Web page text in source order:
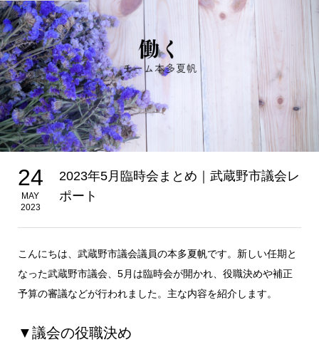
24
MAY
2023
2023年5月臨時会まとめ｜武蔵野市議会レ
ポート
こんにちは、武蔵野市議会議員の本多夏帆です。新しい任期と
なった武蔵野市議会、5月は臨時会が開かれ、役職決めや補正
予算の審議などが行われました。主な内容を紹介します。
▼議会の役職決め